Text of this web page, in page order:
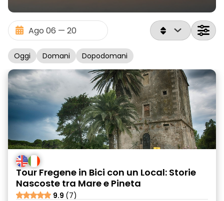
Oggi Domani Dopodomani
Tour Fregene in Bici con un Local: Storie
Nascoste tra Mare e Pineta
9.9 (7)